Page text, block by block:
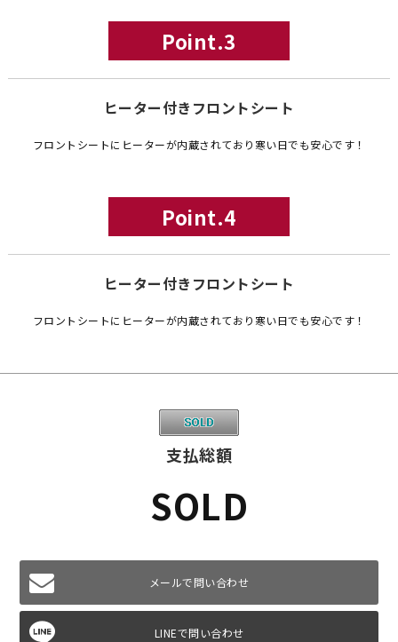
Point.3
ヒーター付きフロントシート
フロントシートにヒーターが内蔵されており寒い日でも安心です！
Point.4
ヒーター付きフロントシート
フロントシートにヒーターが内蔵されており寒い日でも安心です！
支払総額
SOLD
メールで問い合わせ